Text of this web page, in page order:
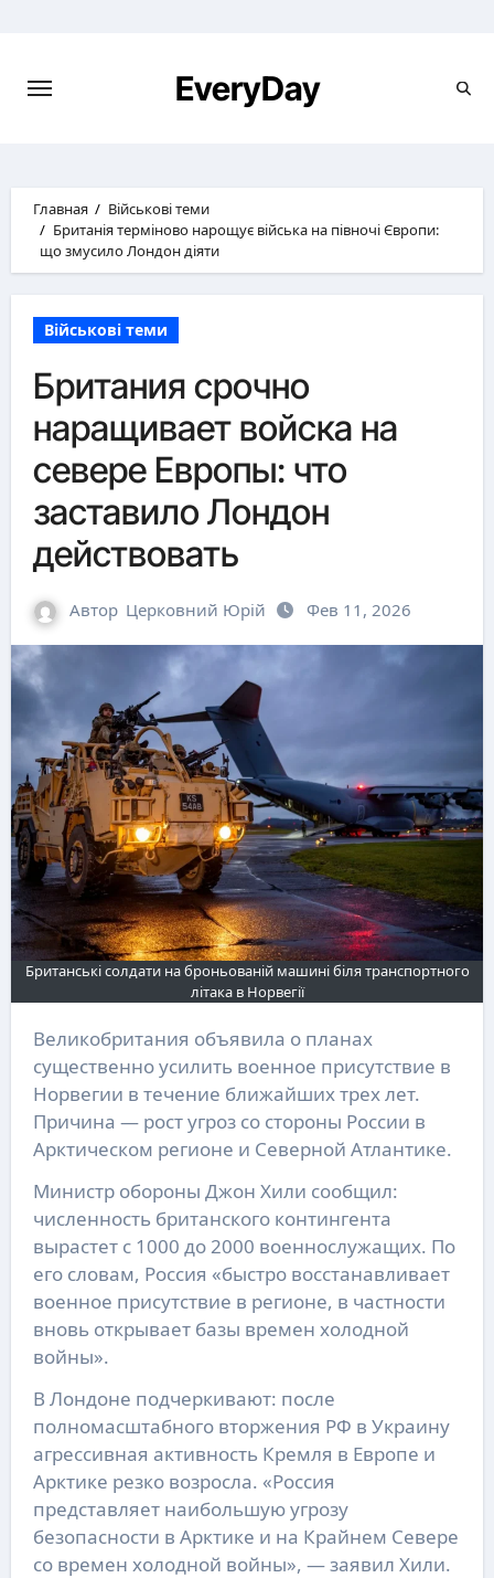
EveryDay
Главная
Військові теми
Британія терміново нарощує війська на півночі Європи:
що змусило Лондон діяти
Військові теми
Британия срочно
наращивает войска на
севере Европы: что
заставило Лондон
действовать
Автор Церковний Юрій Фев 11, 2026
Британські солдати на броньованій машині біля транспортного
літака в Норвегії
Великобритания объявила о планах
существенно усилить военное присутствие в
Норвегии в течение ближайших трех лет.
Причина — рост угроз со стороны России в
Арктическом регионе и Северной Атлантике.
Министр обороны Джон Хили сообщил:
численность британского контингента
вырастет с 1000 до 2000 военнослужащих. По
его словам, Россия «быстро восстанавливает
военное присутствие в регионе, в частности
вновь открывает базы времен холодной
войны».
В Лондоне подчеркивают: после
полномасштабного вторжения РФ в Украину
агрессивная активность Кремля в Европе и
Арктике резко возросла. «Россия
представляет наибольшую угрозу
безопасности в Арктике и на Крайнем Севере
со времен холодной войны», — заявил Хили.